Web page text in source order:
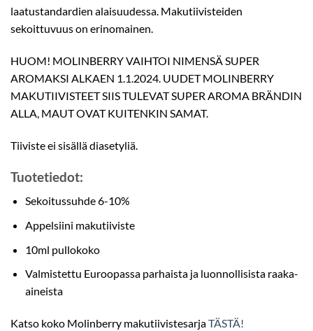
laatustandardien alaisuudessa. Makutiivisteiden
sekoittuvuus on erinomainen.
HUOM! MOLINBERRY VAIHTOI NIMENSÄ SUPER
AROMAKSI ALKAEN 1.1.2024. UUDET MOLINBERRY
MAKUTIIVISTEET SIIS TULEVAT SUPER AROMA BRÄNDIN
ALLA, MAUT OVAT KUITENKIN SAMAT.
Tiiviste ei sisällä diasetyliä.
Tuotetiedot:
Sekoitussuhde 6-10%
Appelsiini makutiiviste
10ml pullokoko
Valmistettu Euroopassa parhaista ja luonnollisista raaka-
aineista
Katso koko Molinberry makutiivistesarjaTÄSTÄ!